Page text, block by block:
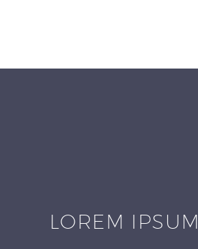
LOREM IPSUM